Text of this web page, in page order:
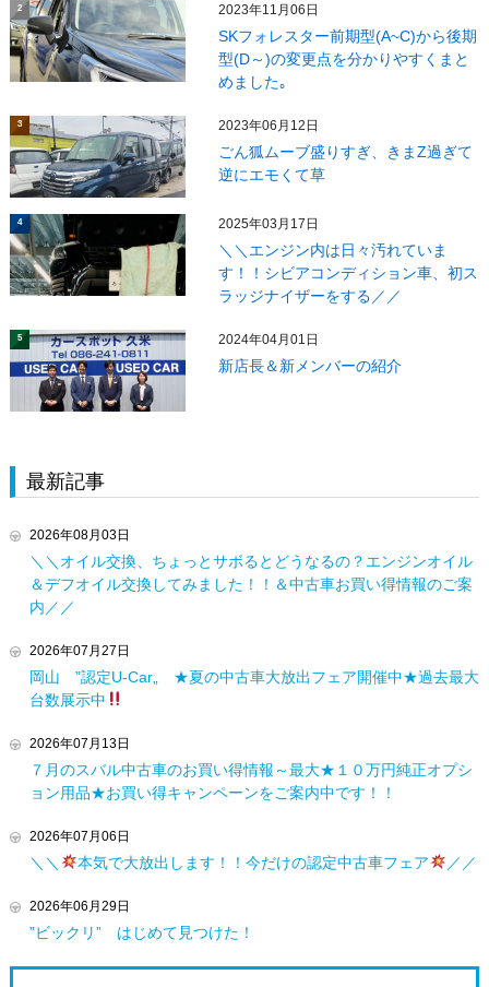
2 2023年11月06日
SKフォレスター前期型(A~C)から後期
型(D～)の変更点を分かりやすくまと
めました｡
3 2023年06月12日
ごん狐ムーブ盛りすぎ、きまZ過ぎて
逆にエモくて草
4 2025年03月17日
＼＼エンジン内は日々汚れていま
す！！シビアコンディション車、初ス
ラッジナイザーをする／／
5 2024年04月01日
新店長＆新メンバーの紹介
最新記事
2026年08月03日
＼＼オイル交換、ちょっとサボるとどうなるの？エンジンオイル
＆デフオイル交換してみました！！＆中古車お買い得情報のご案
内／／
2026年07月27日
岡山 ”認定U-Car„ ★夏の中古車大放出フェア開催中★過去最大
台数展示中
2026年07月13日
７月のスバル中古車のお買い得情報～最大★１０万円純正オプシ
ョン用品★お買い得キャンペーンをご案内中です！！
2026年07月06日
＼＼ 本気で大放出します！！今だけの認定中古車フェア ／／
2026年06月29日
”ビックリ” はじめて見つけた！